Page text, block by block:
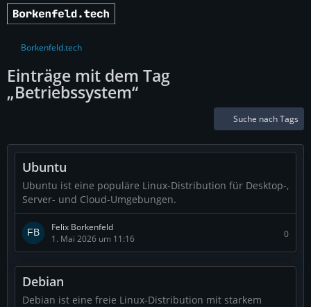
Borkenfeld.tech
Einträge mit dem Tag
„Betriebssystem“
Suche nach Tags
Ubuntu
Ubuntu ist eine populäre Linux-Distribution für Desktop-,
Server- und Cloud-Umgebungen.
Felix Borkenfeld
1. Mai 2026 um 11:16
0
Debian
Debian ist eine freie Linux-Distribution mit starkem